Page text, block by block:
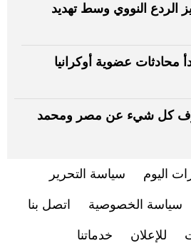
الردع النووي وسط تهديد
محادثات عضوية أوكرانيا
كل شيء عن مصر ومحمد
اليوم سياسة التحرير
سياسة الخصوصية اتصل بنا
للإعلان خدماتنا